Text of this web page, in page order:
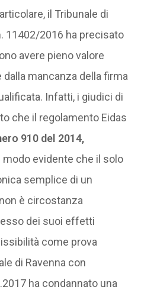
il Tribunale di
11402/2016 ha precisato
avere pieno valore
mancanza della firma
Infatti, i giudici di
che il regolamento Eidas
910 del 2014,
evidente che il solo
semplice di un
è circostanza
dei suoi effetti
come prova
di Ravenna con
ha condannato una